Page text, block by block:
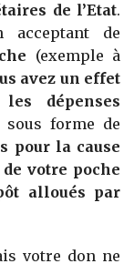
de l’Etat.
acceptant de
(exemple à
avez un effet
dépenses
forme de
pour la cause
votre poche
alloués par
votre don ne